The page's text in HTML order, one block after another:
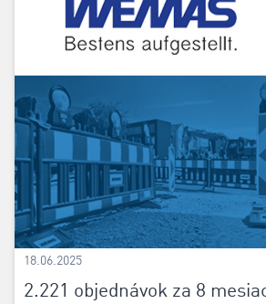
18.06.2025
2.221 objednávok za 8